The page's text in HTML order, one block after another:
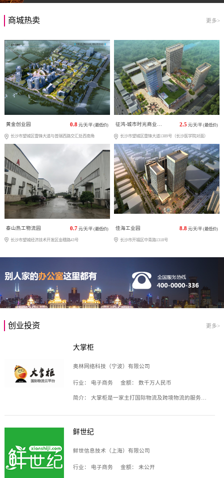
商城热卖 更多>
黄金创业园 0.8 元/天/平 (最低价)
长沙市望城区雷锋大道与普瑞西路交汇处西南角
征鸿-城市时光商业广场 2.5 元/天/平 (最低价)
长沙市望城区雷锋大道1389号（长沙医学院对面）
泰山热工物流园 0.7 元/天/平 (最低价)
长沙市望城经济技术开发区金穗路43号
佳海工业园 8.8 元/天/平 (最低价)
长沙市开福区中青路1318号
创业投资 更多>
大掌柜
奥林网络科技（宁波）有限公司
行业： 电子商务 金额： 数千万人民币
简介： 大掌柜是一家主打国际物流及跨境物流的服务云平台，致力于帮助全球国际物流企业在互联网上建立自己的平台，核心产品包括运价通、生意通、业务通、订舱通、招财通等，奥林网络科技（宁波）有限公司旗下产品。
鲜世纪
鲜世信息技术（上海）有限公司
行业： 电子商务 金额： 未公开